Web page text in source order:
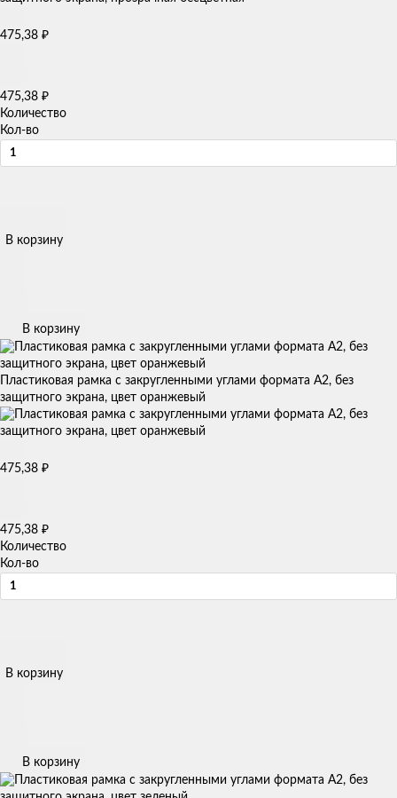
475,38 ₽
475,38 ₽
Количество
Кол-во
В корзину
В корзину
Пластиковая рамка с закругленными углами формата А2, без
защитного экрана, цвет оранжевый
475,38 ₽
475,38 ₽
Количество
Кол-во
В корзину
В корзину